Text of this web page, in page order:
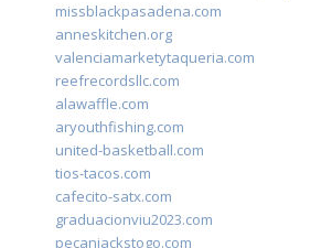
missblackpasadena.com
anneskitchen.org
valenciamarketytaqueria.com
reefrecordsllc.com
alawaffle.com
aryouthfishing.com
united-basketball.com
tios-tacos.com
cafecito-satx.com
graduacionviu2023.com
pecanjackstogo.com